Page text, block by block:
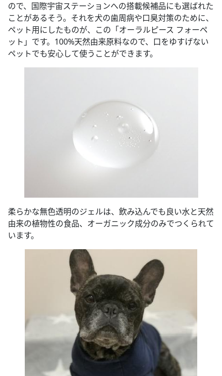
ので、国際宇宙ステーションへの搭載候補品にも選ばれた
ことがあるそう。それを犬の歯周病や口臭対策のために、
ペット用にしたものが、この「オーラルピース フォーペ
ット」です。100%天然由来原料なので、口をゆすげない
ペットでも安心して使うことができます。
柔らかな無色透明のジェルは、飲み込んでも良い水と天然
由来の植物性の食品、オーガニック成分のみでつくられて
います。